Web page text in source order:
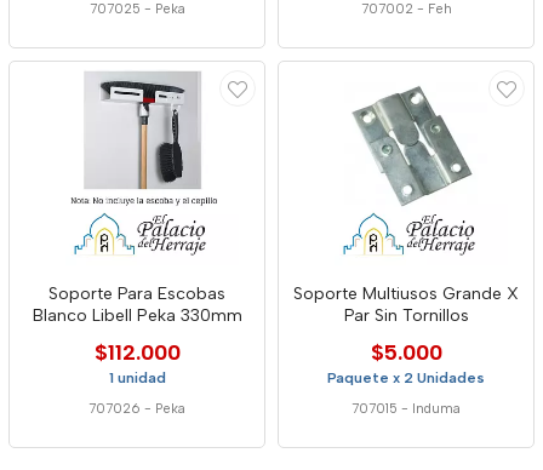
707025 - Peka 707002 - Feh
Soporte Para Escobas
Blanco Libell Peka 330mm
$112.000
1 unidad
707026 - Peka
Soporte Multiusos Grande X
Par Sin Tornillos
$5.000
Paquete x 2 Unidades
707015 - Induma